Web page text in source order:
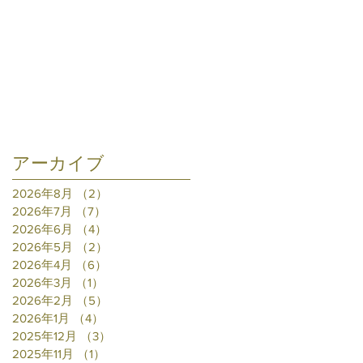
アーカイブ
2026年8月 （2）
2026年7月
（7）
2026年6月
（4）
2026年5月
（2）
2026年4月
（6）
2026年3月
（1）
2026年2月
（5）
2026年1月
（4）
2025年12月
（3）
2025年11月
（1）